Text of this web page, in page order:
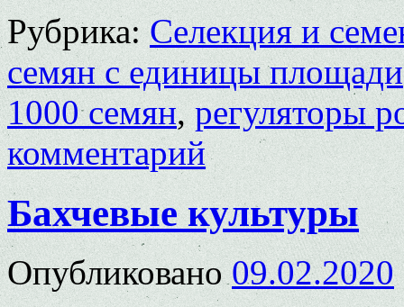
Рубрика: Селекция и
семян с единицы площади
1000 семян,регуляторы
комментарий
Бахчевые культуры
Опубликовано 09.02.2020